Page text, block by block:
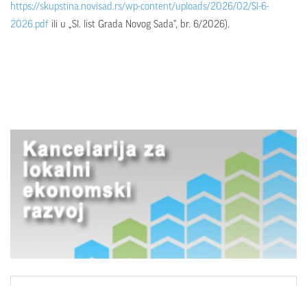
https://skupstina.novisad.rs/wp-content/uploads/2026/02/Sl-6-
2026.pdf ili u „Sl. list Grada Novog Sada", br. 6/2026).